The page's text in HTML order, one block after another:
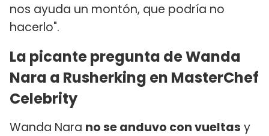
nos ayuda un montón, que podría no
hacerlo".
La picante pregunta de Wanda
Nara a Rusherking en MasterChef
Celebrity
Wanda Nara no se anduvo con vueltas y